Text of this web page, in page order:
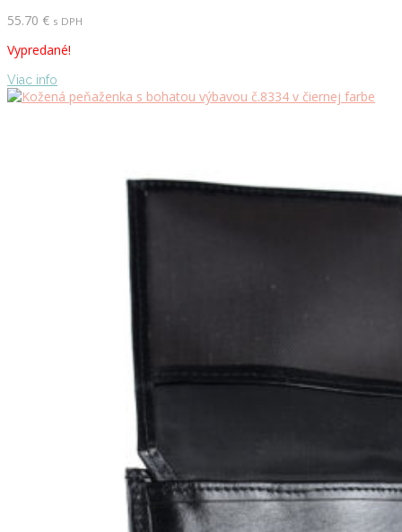
55.70 € s DPH
Vypredané!
Viac info